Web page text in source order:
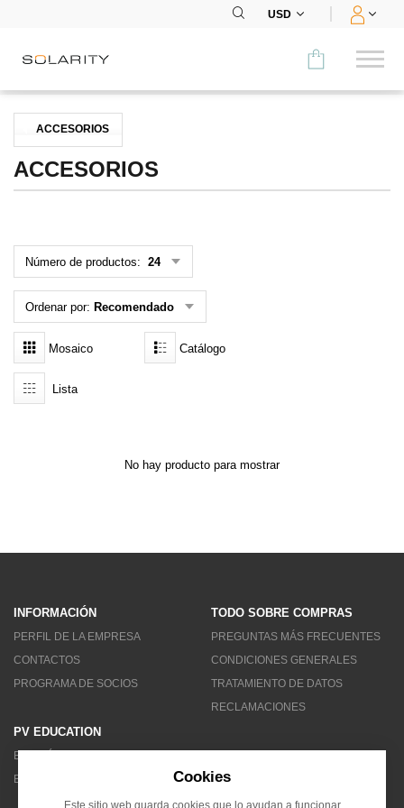
USD
CATEGORÍA
Baterías
Accesorios
MENÚ
CONTACTOS
Iniciar sesión
ACCESORIOS
ACCESORIOS
Número de productos: 24
Ordenar por: Recomendado
Mosaico Catálogo
Lista
No hay producto para mostrar
INFORMACIÓN
PERFIL DE LA EMPRESA
CONTACTOS
PROGRAMA DE SOCIOS
TODO SOBRE COMPRAS
PREGUNTAS MÁS FRECUENTES
CONDICIONES GENERALES
TRATAMIENTO DE DATOS
RECLAMACIONES
PV EDUCATION
BOLETÍN DE NOTICIAS
BLOG
Cookies
Este sitio web guarda cookies que lo ayudan a funcionar